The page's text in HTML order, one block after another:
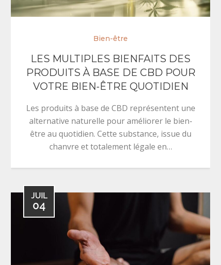
Bien-être
LES MULTIPLES BIENFAITS DES
PRODUITS À BASE DE CBD POUR
VOTRE BIEN-ÊTRE QUOTIDIEN
Les produits à base de CBD représentent une
alternative naturelle pour améliorer le bien-
être au quotidien. Cette substance, issue du
chanvre et totalement légale en…
JUIL
04